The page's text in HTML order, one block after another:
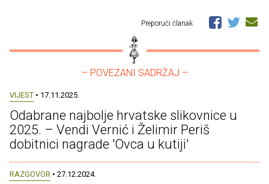
Preporuči članak
– POVEZANI SADRŽAJ –
VIJEST • 17.11.2025.
Odabrane najbolje hrvatske slikovnice u
2025. – Vendi Vernić i Želimir Periš
dobitnici nagrade 'Ovca u kutiji'
RAZGOVOR • 27.12.2024.